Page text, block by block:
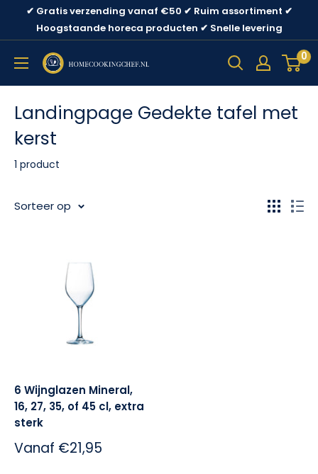
content
✔ Gratis verzending vanaf €50 ✔ Ruim assortiment ✔
Hoogstaande horeca producten ✔ Snelle levering
0
Landingpage Gedekte tafel met
kerst
1 product
Sorteer op
6 Wijnglazen Mineral,
16, 27, 35, of 45 cl, extra
sterk
Sale:
Vanaf €21,95